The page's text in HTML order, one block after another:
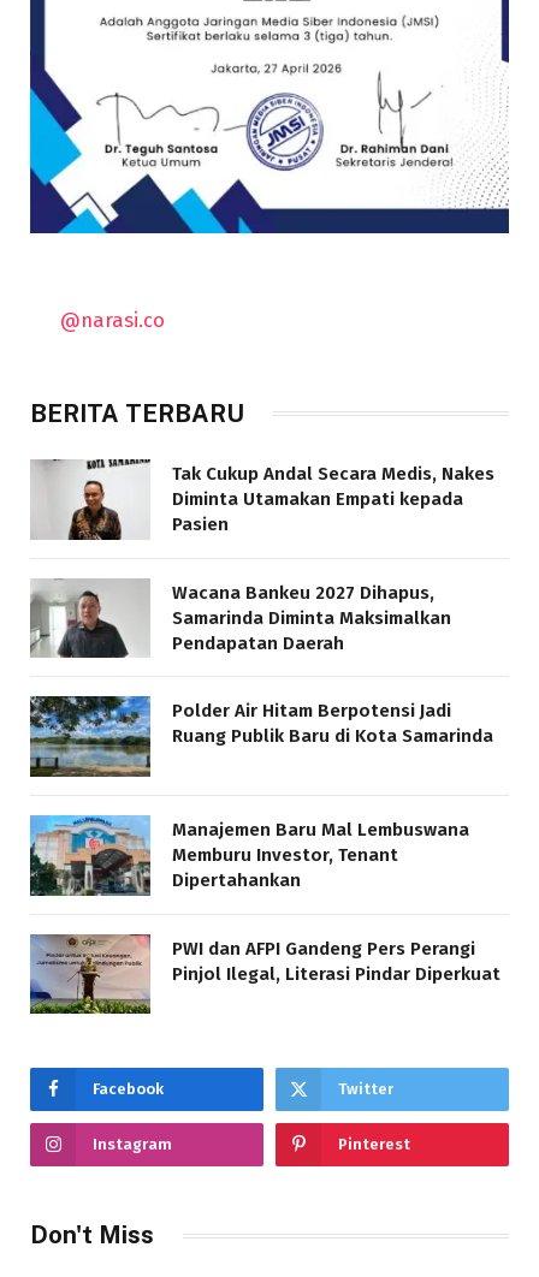
@narasi.co
BERITA TERBARU
Tak Cukup Andal Secara Medis, Nakes
Diminta Utamakan Empati kepada
Pasien
Wacana Bankeu 2027 Dihapus,
Samarinda Diminta Maksimalkan
Pendapatan Daerah
Polder Air Hitam Berpotensi Jadi
Ruang Publik Baru di Kota Samarinda
Manajemen Baru Mal Lembuswana
Memburu Investor, Tenant
Dipertahankan
PWI dan AFPI Gandeng Pers Perangi
Pinjol Ilegal, Literasi Pindar Diperkuat
Facebook Twitter
Instagram Pinterest
Don't Miss